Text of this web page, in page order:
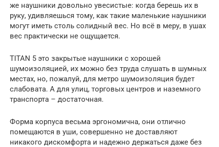
же наушники довольно увесистые: когда берешь их в
руку, удивляешься тому, как такие маленькие наушники
могут иметь столь солидный вес. Но всё в меру, в ушах
вес практически не ощущается.
TITAN 5 это закрытые наушники с хорошей
шумоизоляцией, их можно без труда слушать в шумных
местах, но, пожалуй, для метро шумоизоляция будет
слабовата. А для улиц, торговых центров и наземного
транспорта – достаточная.
Форма корпуса весьма эргономична, они отлично
помещаются в уши, совершенно не доставляют
никакого дискомфорта и надежно держаться даже без